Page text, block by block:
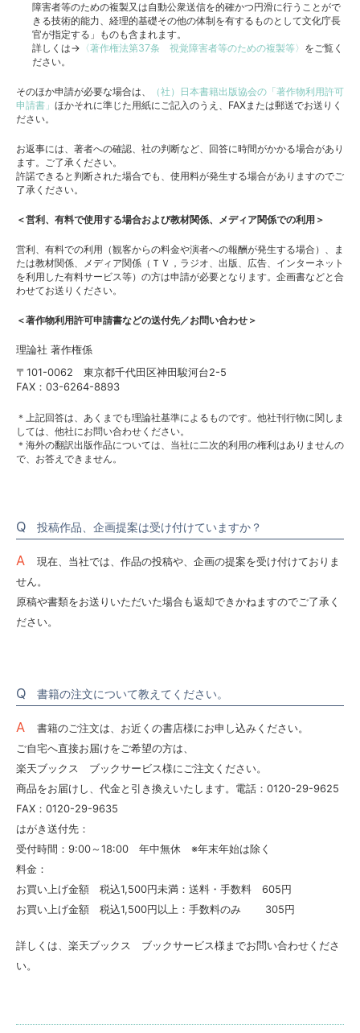
障害者等のための複製又は自動公衆送信を的確かつ円滑に行うことがで
きる技術的能力、経理的基礎その他の体制を有するものとして文化庁長
官が指定する」ものも含まれます。
詳しくは→ 〈著作権法第37条 視覚障害者等のための複製等〉 をご覧く
ださい。
そのほか申請が必要な場合は、
（社）日本書籍出版協会の「著作物利用許可
申請書」 ほかそれに準じた用紙にご記入のうえ、FAXまたは郵送でお送りく
ださい。
お返事には、著者への確認、社の判断など、回答に時間がかかる場合があり
ます。ご了承ください。
許諾できると判断された場合でも、使用料が発生する場合がありますのでご
了承ください。
＜営利、有料で使用する場合および教材関係、メディア関係での利用＞
営利、有料での利用（観客からの料金や演者への報酬が発生する場合）、ま
たは教材関係、メディア関係（ＴＶ，ラジオ、出版、広告、インターネット
を利用した有料サービス等）の方は申請が必要となります。企画書などと合
わせてお送りください。
＜著作物利用許可申請書などの送付先／お問い合わせ＞
理論社 著作権係
〒101-0062 東京都千代田区神田駿河台2-5
FAX：03-6264-8893
＊上記回答は、あくまでも理論社基準によるものです。他社刊行物に関しま
しては、他社にお問い合わせください。
＊海外の翻訳出版作品については、当社に二次的利用の権利はありませんの
で、お答えできません。
投稿作品、企画提案は受け付けていますか？
現在、当社では、作品の投稿や、企画の提案を受け付けておりま
せん。
原稿や書類をお送りいただいた場合も返却できかねますのでご了承く
ださい。
書籍の注文について教えてください。
書籍のご注文は、お近くの書店様にお申し込みください。
ご自宅へ直接お届けをご希望の方は、
楽天ブックス ブックサービス様にご注文ください。
商品をお届けし、代金と引き換えいたします。電話：0120-29-9625
FAX：0120-29-9635
はがき送付先：
受付時間：9:00～18:00 年中無休 ※年末年始は除く
料金：
お買い上げ金額 税込1,500円未満：送料・手数料 605円
お買い上げ金額 税込1,500円以上：手数料のみ 305円
詳しくは、楽天ブックス ブックサービス様までお問い合わせくださ
い。